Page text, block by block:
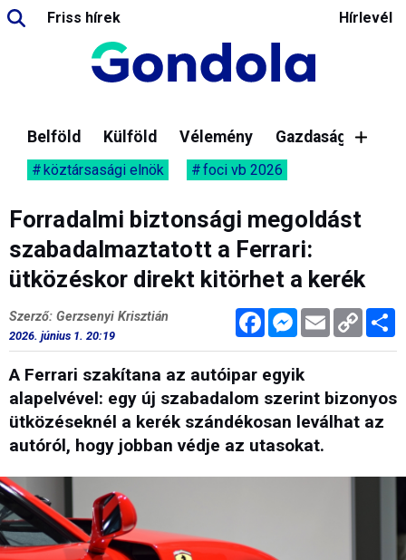
Friss hírek Hírlevél
Belföld Külföld Vélemény Gazdaság
köztársasági elnök foci vb 2026
Forradalmi biztonsági megoldást
szabadalmaztatott a Ferrari:
ütközéskor direkt kitörhet a kerék
FacebookMessenger
Email Copy
Link
Szerző: Gerzsenyi Krisztián
2026. június 1. 20:19
A Ferrari szakítana az autóipar egyik
alapelvével: egy új szabadalom szerint bizonyos
ütközéseknél a kerék szándékosan leválhat az
autóról, hogy jobban védje az utasokat.